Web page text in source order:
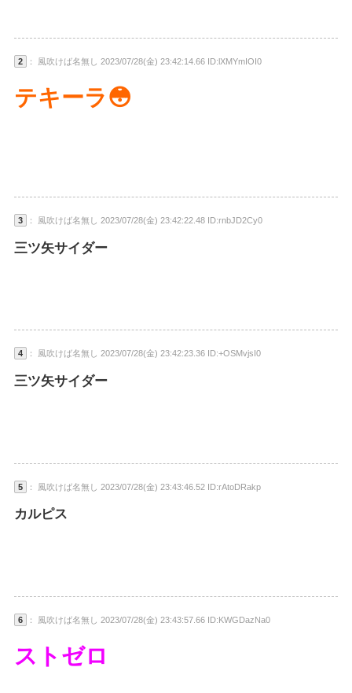
2 ： 風吹けば名無し 2023/07/28(金) 23:42:14.66 ID:lXMYmIOI0
テキーラ😳
3 ： 風吹けば名無し 2023/07/28(金) 23:42:22.48 ID:rnbJD2Cy0
三ツ矢サイダー
4 ： 風吹けば名無し 2023/07/28(金) 23:42:23.36 ID:+OSMvjsI0
三ツ矢サイダー
5 ： 風吹けば名無し 2023/07/28(金) 23:43:46.52 ID:rAtoDRakp
カルピス
6 ： 風吹けば名無し 2023/07/28(金) 23:43:57.66 ID:KWGDazNa0
ストゼロ